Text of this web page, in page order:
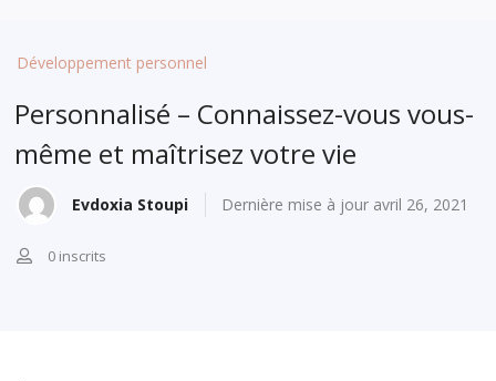
Développement personnel
Personnalisé – Connaissez-vous vous-
même et maîtrisez votre vie
Evdoxia Stoupi Dernière mise à jour avril 26, 2021
0 inscrits